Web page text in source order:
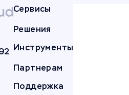
Сервисы
Решения
Инструменты
Партнерам
Поддержка